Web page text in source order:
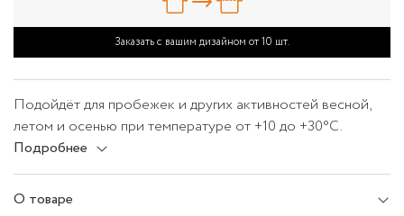
Заказать с вашим дизайном от 10 шт.
Подойдёт для пробежек и других активностей весной,
летом и осенью при температуре от +10 до +30°C.
Футболка сшита из дышащей ткани с влагоотводящей
пропиткой QuickDry® для быстрого высыхания. В
зависимости от погоды футболку можно носить без
Подробнее
О товаре